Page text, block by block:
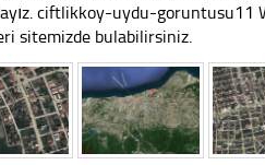
ciftlikkoy-uydu-goruntusu11
sitemizde bulabilirsiniz.